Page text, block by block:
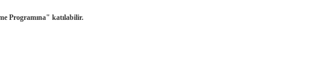
Programına" katılabilir.